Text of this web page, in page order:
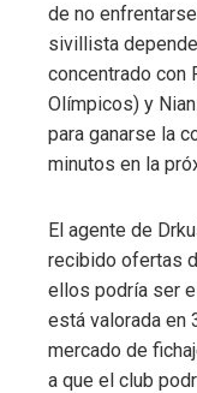
de no
sivillista
concentrado con
Olímpicos) y
para ganarse la
minutos en la
El agente de
recibido ofertas
ellos podría ser
está valorada en
mercado de
a que el club